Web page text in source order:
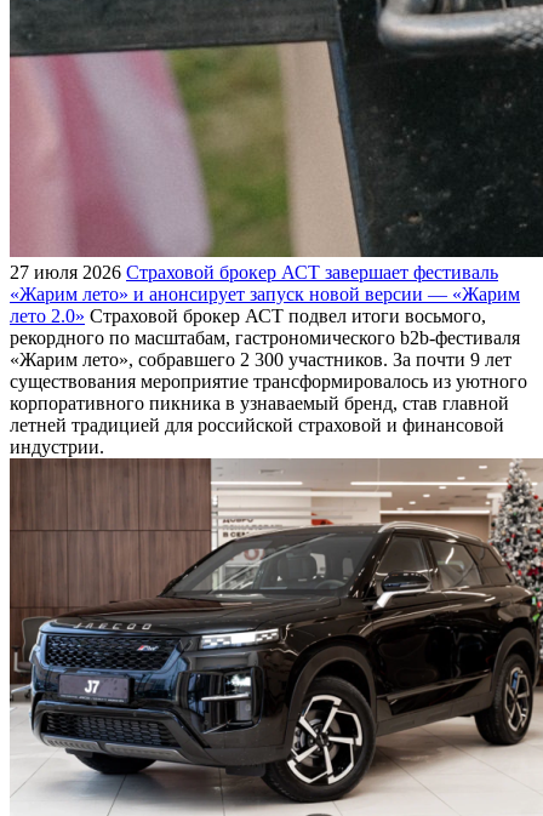
27 июля 2026 Страховой брокер АСТ завершает фестиваль
«Жарим лето» и анонсирует запуск новой версии — «Жарим
лето 2.0» Страховой брокер АСТ подвел итоги восьмого,
рекордного по масштабам, гастрономического b2b-фестиваля
«Жарим лето», собравшего 2 300 участников. За почти 9 лет
существования мероприятие трансформировалось из уютного
корпоративного пикника в узнаваемый бренд, став главной
летней традицией для российской страховой и финансовой
индустрии.